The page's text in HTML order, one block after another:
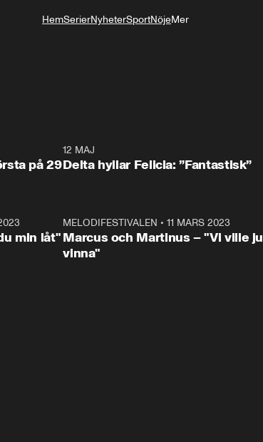
HemSerierNyheterSportNöjeMer
0:59
på 29
12 MAJ
Delta hyllar Felicia: ”Fantastisk”
min låt"
MELODIFESTIVALEN •11 MARS 2023
Marcus och Martinus – "Vi ville ju
vinna"